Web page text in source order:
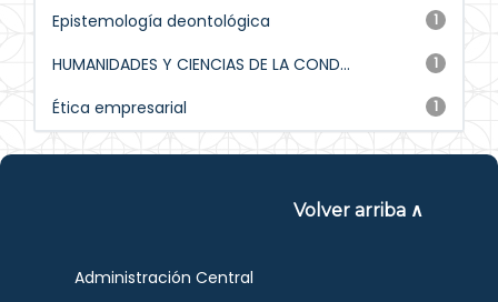
1
Epistemología deontológica
1
HUMANIDADES Y CIENCIAS DE LA COND...
1
Ética empresarial
Volver arriba ∧
Administración Central